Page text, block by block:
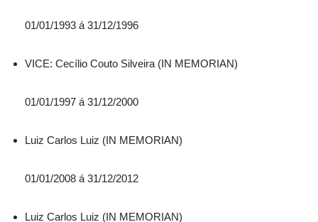
01/01/1993 á 31/12/1996
VICE: Cecílio Couto Silveira (IN MEMORIAN)
01/01/1997 á 31/12/2000
Luiz Carlos Luiz (IN MEMORIAN)
01/01/2008 á 31/12/2012
Luiz Carlos Luiz (IN MEMORIAN)